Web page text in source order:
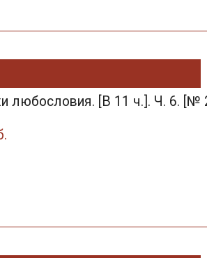
любословия. [В 11 ч.]. Ч. 6. [№